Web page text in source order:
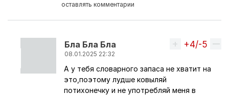
оставлять комментарии
Бла Бла Бла
08.01.2025 22:32
Ответ на комментарий пользователя
Вверх
+4/-5
А у тебя словарного запаса не хватит на
это,поэтому лудше ковыляй
потихонечку и не употребляй меня в